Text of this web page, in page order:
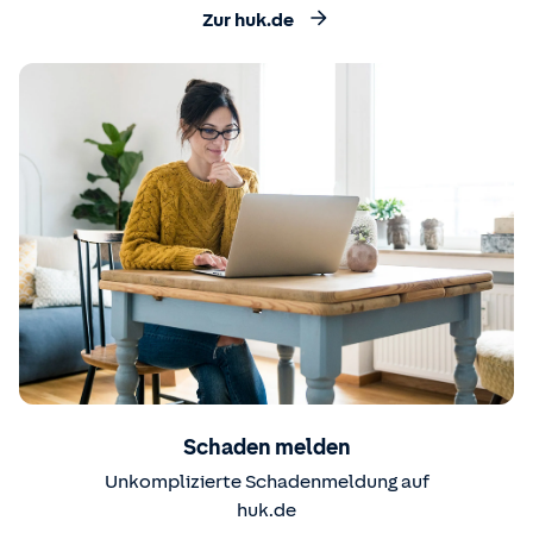
Zur huk.de
Schaden melden
Unkomplizierte Schadenmeldung auf
huk.de